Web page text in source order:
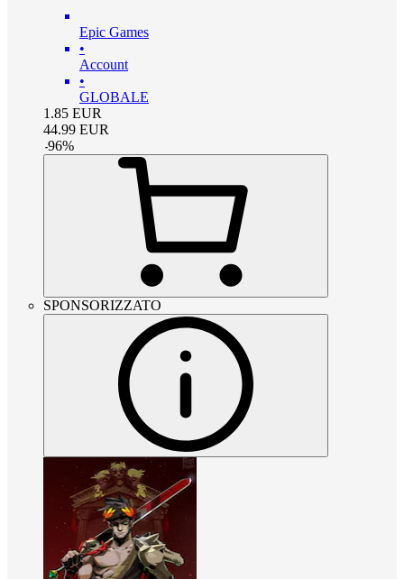
Epic Games
•
Account
•
GLOBALE
1.85 EUR
44.99 EUR
-96%
SPONSORIZZATO